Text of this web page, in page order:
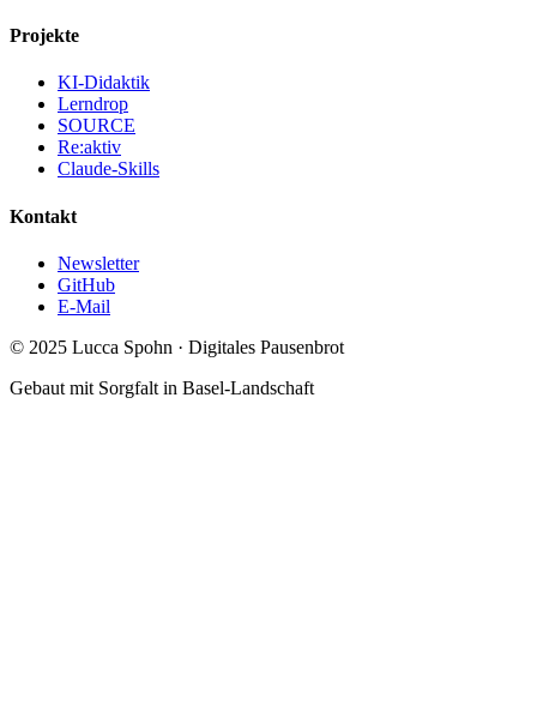
Projekte
KI-Didaktik
Lerndrop
SOURCE
Re:aktiv
Claude-Skills
Kontakt
Newsletter
GitHub
E-Mail
© 2025 Lucca Spohn · Digitales Pausenbrot
Gebaut mit Sorgfalt in Basel-Landschaft